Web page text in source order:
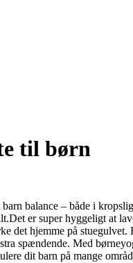
til børn
balance – både i
er super hyggeligt at
det hjemme på stuegulvet.
spændende. Med
dit barn på mange